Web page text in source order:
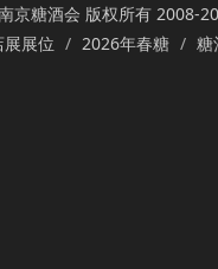
京糖酒会 版权所有 2008-
展位 2026年春糖 糖